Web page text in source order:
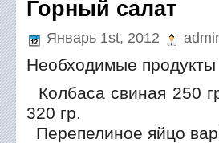
Горный салат
Январь 1st, 2012
Необходимые продукты
Колбаса свиная 250
320 гр.
Перепелиное яйцо